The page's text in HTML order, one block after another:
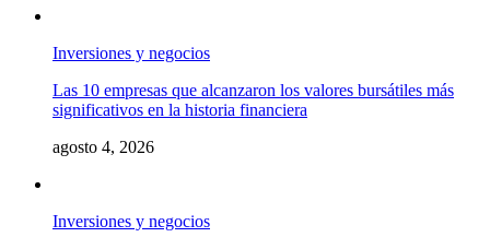
Inversiones y negocios
Las 10 empresas que alcanzaron los valores bursátiles más
significativos en la historia financiera
agosto 4, 2026
Inversiones y negocios